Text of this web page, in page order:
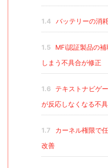
1.4 バッテリーの消
1.5
MFi認証製品の
しまう不具合が修正
1.6
テキストナビゲ
が反応しなくなる不
1.7
カーネル権限で
改善